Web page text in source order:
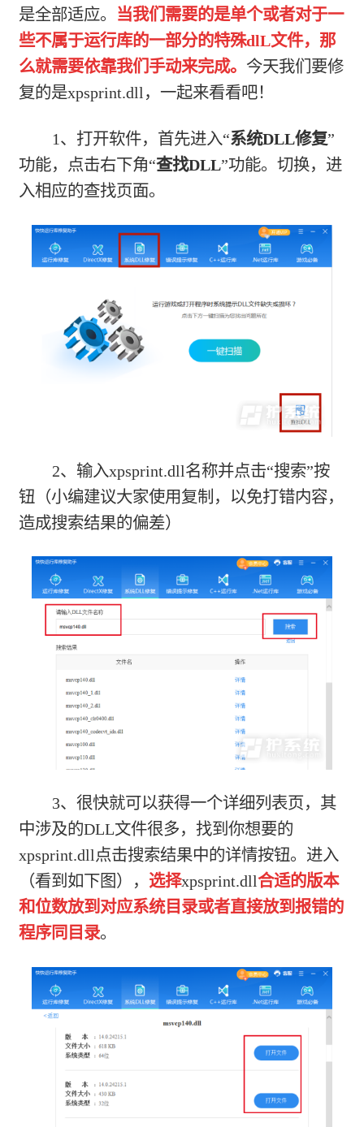
是全部适应。 当我们需要的是单个或者对于一
些不属于运行库的一部分的特殊dlL文件，那
么就需要依靠我们手动来完成。 今天我们要修
复的是xpsprint.dll，一起来看看吧！
1、打开软件，首先进入“系统DLL修复”
功能，点击右下角“查找DLL”功能。切换，进
入相应的查找页面。
2、输入xpsprint.dll名称并点击“搜索”按
钮（小编建议大家使用复制，以免打错内容，
造成搜索结果的偏差）
3、很快就可以获得一个详细列表页，其
中涉及的DLL文件很多，找到你想要的
xpsprint.dll点击搜索结果中的详情按钮。进入
（看到如下图）， 选择xpsprint.dll合适的版本
和位数放到对应系统目录或者直接放到报错的
程序同目录。